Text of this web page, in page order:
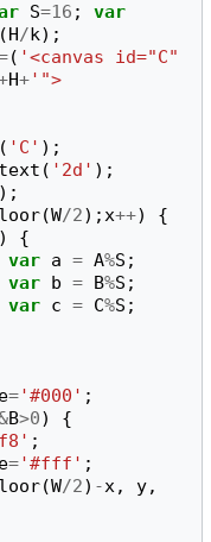
S=16 ;
var
(H/k);
( '<canvas id="C"
H+'">
( 'C' );
( '2d' );
);
(W/2);x++)
{
)
{
var a = A%S ;
var b = B%S ;
var c = C%S ;
='#000' ;
B>0)
{
;
='#fff' ;
(W/2) -x, y,